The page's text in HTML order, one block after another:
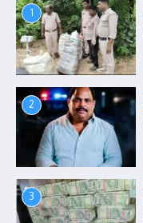
1
2
3